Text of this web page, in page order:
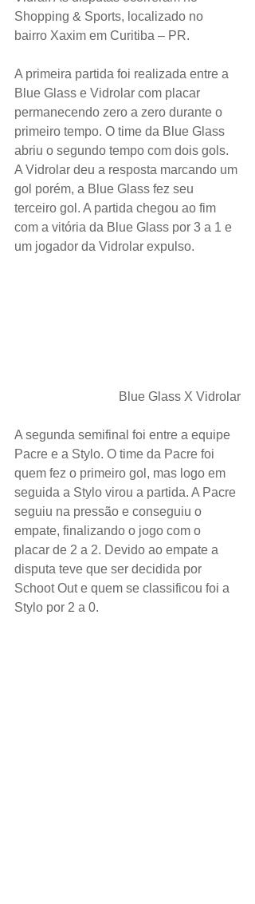
Shopping & Sports, localizado no
bairro Xaxim em Curitiba – PR.
A primeira partida foi realizada entre a
Blue Glass e Vidrolar com placar
permanecendo zero a zero durante o
primeiro tempo. O time da Blue Glass
abriu o segundo tempo com dois gols.
A Vidrolar deu a resposta marcando um
gol porém, a Blue Glass fez seu
terceiro gol. A partida chegou ao fim
com a vitória da Blue Glass por 3 a 1 e
um jogador da Vidrolar expulso.
Blue Glass X Vidrolar
A segunda semifinal foi entre a equipe
Pacre e a Stylo. O time da Pacre foi
quem fez o primeiro gol, mas logo em
seguida a Stylo virou a partida. A Pacre
seguiu na pressão e conseguiu o
empate, finalizando o jogo com o
placar de 2 a 2. Devido ao empate a
disputa teve que ser decidida por
Schoot Out e quem se classificou foi a
Stylo por 2 a 0.